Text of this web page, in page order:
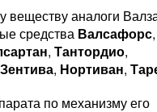
веществу аналоги
средства Валсафорс,
, Тантордио,
Зентива, Нортиван,
по механизму его